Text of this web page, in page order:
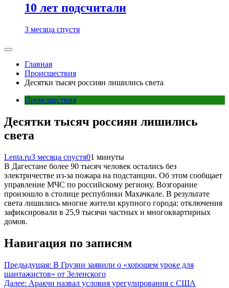
10 лет подсчитали
3 месяца спустя
Главная
Происшествия
Десятки тысяч россиян лишились света
Происшествия
Десятки тысяч россиян лишились
света
Lenta.ru3 месяца спустя01 минуты
В Дагестане более 90 тысяч человек остались без
электричестве из-за пожара на подстанции. Об этом сообщает
управление МЧС по российскому региону. Возгорание
произошло в столице республики Махачкале. В результате
света лишились многие жители крупного города: отключения
зафиксировали в 25,9 тысячи частных и многоквартирных
домов.
Навигация по записям
Предыдущая: В Грузии заявили о «хорошем уроке для
шантажистов» от Зеленского
Далее: Аракчи назвал условия урегулирования с США